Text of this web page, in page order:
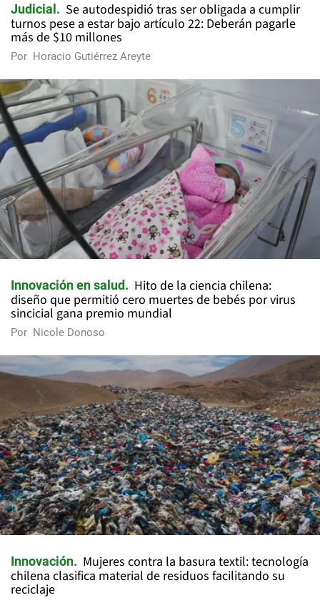
Judicial
Se autodespidió tras ser obligada a cumplir
turnos pese a estar bajo artículo 22: Deberán pagarle
más de $10 millones
Por Horacio Gutiérrez Areyte
Innovación en salud
Hito de la ciencia chilena:
diseño que permitió cero muertes de bebés por virus
sincicial gana premio mundial
Por Nicole Donoso
Innovación
Mujeres contra la basura textil: tecnología
chilena clasifica material de residuos facilitando su
reciclaje